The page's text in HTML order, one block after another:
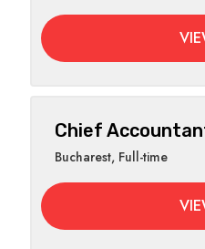
Chief
Bucharest, Full-time